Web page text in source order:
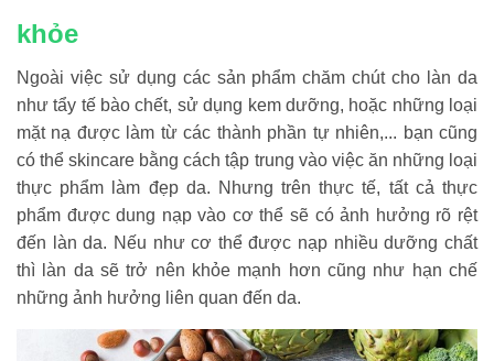
khỏe
Ngoài việc sử dụng các sản phẩm chăm chút cho làn da
như tẩy tế bào chết, sử dụng kem dưỡng, hoặc những loại
mặt nạ được làm từ các thành phần tự nhiên,... bạn cũng
có thể skincare bằng cách tập trung vào việc ăn những loại
thực phẩm làm đẹp da. Nhưng trên thực tế, tất cả thực
phẩm được dung nạp vào cơ thể sẽ có ảnh hưởng rõ rệt
đến làn da. Nếu như cơ thể được nạp nhiều dưỡng chất
thì làn da sẽ trở nên khỏe mạnh hơn cũng như hạn chế
những ảnh hưởng liên quan đến da.